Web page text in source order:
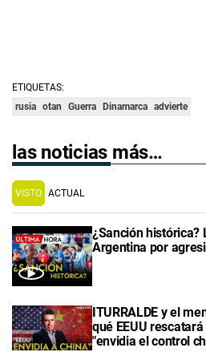
ETIQUETAS:
rusia otan Guerra Dinamarca advierte
las noticias más…
VISTO ACTUAL
¿Sanción histórica?
Argentina por
ITURRALDE y el
qué EEUU
"envidia el control